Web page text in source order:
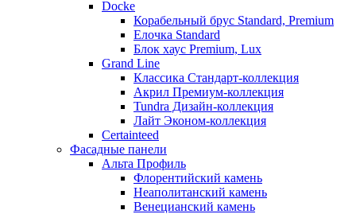
Docke
Корабельный брус Standard, Premium
Елочка Standard
Блок хаус Premium, Lux
Grand Line
Классика Стандарт-коллекция
Акрил Премиум-коллекция
Tundra Дизайн-коллекция
Лайт Эконом-коллекция
Certainteed
Фасадные панели
Альта Профиль
Флорентийский камень
Неаполитанский камень
Венецианский камень